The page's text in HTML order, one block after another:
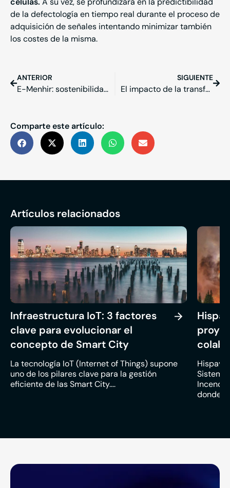
de la defectología en tiempo real durante el proceso de
adquisición de señales intentando minimizar también
los costes de la misma.
ANTERIOR
E-Menhir: sostenibilidad y eficiencia energética para tu ayuntamiento
SIGUIENTE
El impacto de la transformación digital en las empresas
Comparte este artículo:
Artículos relacionados
Infraestructura IoT: 3 factores
clave para evolucionar el
concepto de Smart City
La tecnología IoT (Internet of Things) supone
uno de los pilares clave para la gestión
eficiente de las Smart City....
Sistema
donde